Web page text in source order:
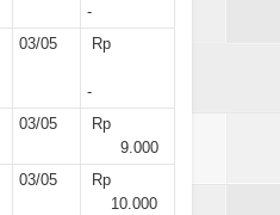
-
03/05 Rp
-
03/05
Rp
9.000
03/05
Rp
10.000